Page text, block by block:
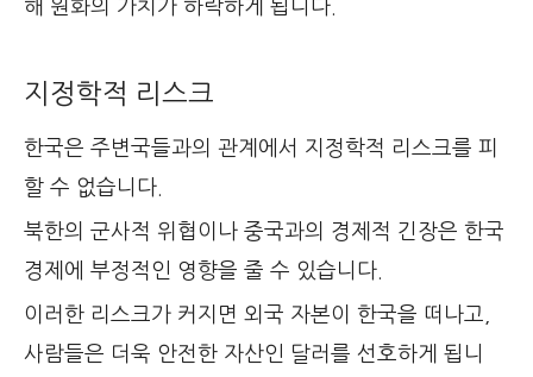
해 원화의 가치가 하락하게 됩니다.
지정학적 리스크
한국은 주변국들과의 관계에서 지정학적 리스크를 피
할 수 없습니다.
북한의 군사적 위협이나 중국과의 경제적 긴장은 한국
경제에 부정적인 영향을 줄 수 있습니다.
이러한 리스크가 커지면 외국 자본이 한국을 떠나고,
사람들은 더욱 안전한 자산인 달러를 선호하게 됩니